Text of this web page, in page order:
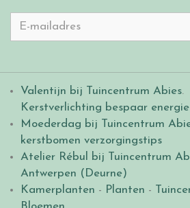
Valentijn bij Tuincentrum Abies
Kerstverlichting bespaar
Moederdag bij Tuincentrum
kerstbomen verzorgingstips
Atelier Rébul bij Tuincentrum
Antwerpen (Deurne)
Kamerplanten - Planten -